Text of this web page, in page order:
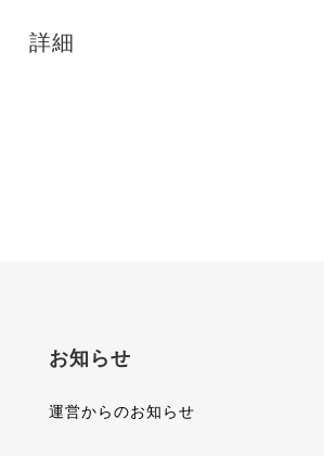
詳細
お知らせ
運営からのお知らせ